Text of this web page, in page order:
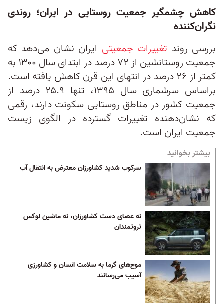
کاهش چشمگیر جمعیت روستایی در ایران؛ روندی
نگران‌کننده
بررسی روند تغییرات جمعیتی ایران نشان می‌دهد که
جمعیت روستانشین از ۷۲ درصد در ابتدای سال ۱۳۰۰ به
کمتر از ۲۶ درصد در انتهای این قرن کاهش یافته است.
براساس سرشماری سال ۱۳۹۵، تنها ۲۵.۹ درصد از
جمعیت کشور در مناطق روستایی سکونت دارند، رقمی
که نشان‌دهنده تغییرات گسترده در الگوی زیست
جمعیت ایران است.
بیشتر بخوانید
سرکوب شدید کشاورزان معترض به انتقال آب
نه عصای دست کشاورزان، نه ماشین لوکس
ثروتمندان
موج‌های گرما به سلامت انسان و کشاورزی
آسیب می‌رسانند